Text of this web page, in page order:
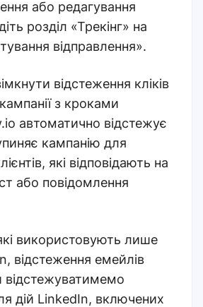
або редагування
розділ «Трекінг» на
відправлення».
відстеження кліків
кампанії з кроками
автоматично відстежує
кампанію для
які відповідають на
або повідомлення
використовують лише
відстеження емейлів
дій LinkedIn, включених